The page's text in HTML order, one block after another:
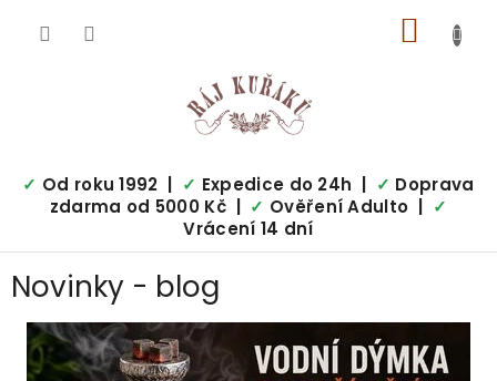
KOŠÍK
✓ Od roku 1992 | ✓ Expedice do 24h | ✓ Doprava
zdarma od 5000 Kč | ✓ Ověření Adulto |
✓
Vrácení 14 dní
P
oNovinky - blog